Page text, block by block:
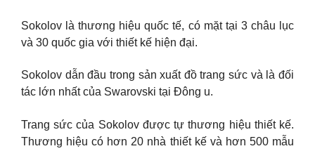
Sokolov là thương hiệu quốc tế, có mặt tại 3 châu lục
và 30 quốc gia với thiết kế hiện đại.
Sokolov dẫn đầu trong sản xuất đồ trang sức và là đối
tác lớn nhất của Swarovski tại Đông u.
Trang sức của Sokolov được tự thương hiệu thiết kế.
Thương hiệu có hơn 20 nhà thiết kế và hơn 500 mẫu